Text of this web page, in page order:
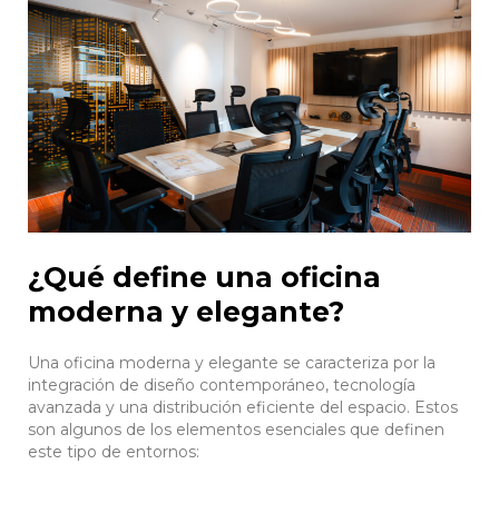
¿Qué define una oficina
moderna y elegante?
Una oficina moderna y elegante se caracteriza por la
integración de diseño contemporáneo, tecnología
avanzada y una distribución eficiente del espacio. Estos
son algunos de los elementos esenciales que definen
este tipo de entornos: